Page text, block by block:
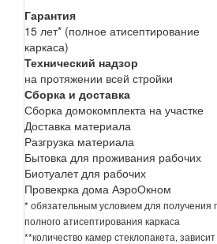
Гарантия
15 лет* (полное атисептирование
каркаса)
Технический надзор
на протяжении всей стройки
Сборка и доставка
Сборка домокомплекта на участке
Доставка материала
Разгрузка материала
Бытовка для проживания рабочих
Биотуалет для рабочих
Провекрка дома АэроОкном
* обязательным условием для получения
полного атисептирования каркаса
**количество камер стеклопакета,